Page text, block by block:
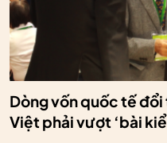
Dòng vốn quốc tế
Việt phải vượt ‘bài